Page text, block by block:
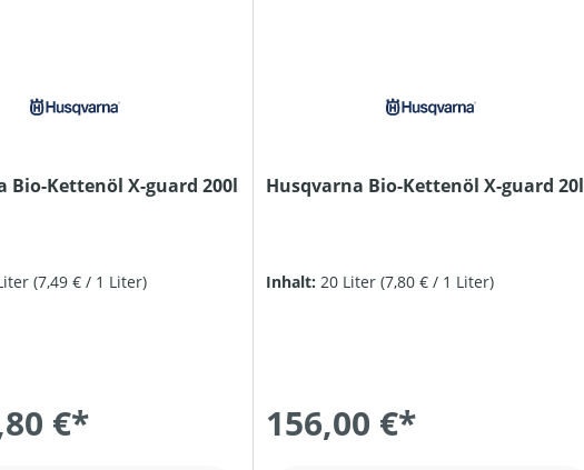
Bio-Kettenöl X-guard 200l
(7,49 € / 1 Liter)
€*
Husqvarna Bio-Kettenöl X-guard 20l
Inhalt: 20 Liter (7,80 € / 1 Liter)
156,00 €*